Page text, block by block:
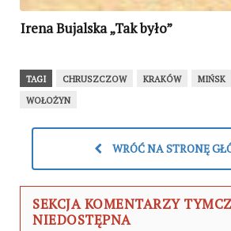
Irena Bujalska „Tak było”
TAGI CHRUSZCZOW KRAKÓW MIŃSK
WOŁOŻYN
WRÓĆ NA STRONĘ
SEKCJA KOMENTARZY
NIEDOSTĘPNA